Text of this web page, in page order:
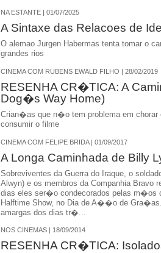
NA ESTANTE | 01/07/2025
A Sintaxe das Relacoes de
O alemao Jurgen Habermas tenta tomar o
grandes rios
CINEMA COM RUBENS EWALD FILHO | 28/02/2019
RESENHA CR�TICA: A
Dog�s Way Home)
Crian�as que n�o tem problema em chorar
consumir o filme
CINEMA COM FELIPE BRIDA | 01/09/2017
A Longa Caminhada de Billy
Sobreviventes da Guerra do Iraque, o
Alwyn) e os membros da Companhia Bravo
dias eles ser�o condecorados pelas m�os
Halftime Show, no Dia de A��o de
amargas dos dias tr�...
NOS CINEMAS | 18/09/2014
RESENHA CR�TICA: